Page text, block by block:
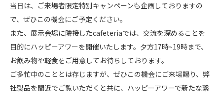
当日は、ご来場者限定特別キャンペーンも企画しておりますの
で、ぜひこの機会にご予定ください。
また、展示会場に隣接したcafeteriaでは、交流を深めることを
目的にハッピーアワーを開催いたします。夕方17時~19時まで、
お飲み物や軽食をご用意してお待ちしております。
ご多忙中のこととは存じますが、ぜひこの機会にご来場賜り、弊
社製品を間近でご覧いただくと共に、ハッピーアワーで新たな繋